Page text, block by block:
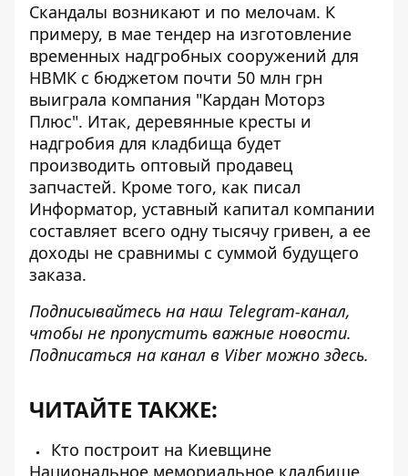
Скандалы возникают и по мелочам. К
примеру, в мае тендер на изготовление
временных надгробных сооружений для
НВМК с бюджетом почти 50 млн грн
выиграла компания "Кардан Моторз
Плюс". Итак, деревянные кресты и
надгробия для кладбища будет
производить оптовый продавец
запчастей. Кроме того, как писал
Информатор, уставный капитал компании
составляет всего одну тысячу гривен, а ее
доходы не сравнимы с суммой будущего
заказа.
Подписывайтесь на наш Telegram-канал,
чтобы не пропустить важные новости.
Подписаться на канал в Viber можно здесь.
ЧИТАЙТЕ ТАКЖЕ:
Кто построит на Киевщине
Национальное мемориальное кладбище,